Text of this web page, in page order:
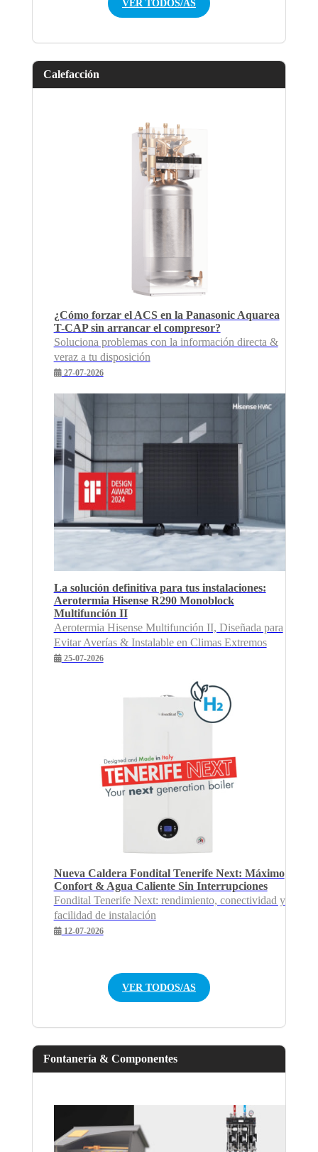
VER TODOS/AS
Calefacción
¿Cómo forzar el ACS en la Panasonic Aquarea
T-CAP sin arrancar el compresor?
Soluciona problemas con la información directa &
veraz a tu disposición
27-07-2026
La solución definitiva para tus instalaciones:
Aerotermia Hisense R290 Monoblock
Multifunción II
Aerotermia Hisense Multifunción II, Diseñada para
Evitar Averías & Instalable en Climas Extremos
25-07-2026
Nueva Caldera Fondital Tenerife Next: Máximo
Confort & Agua Caliente Sin Interrupciones
Fondital Tenerife Next: rendimiento, conectividad y
facilidad de instalación
12-07-2026
VER TODOS/AS
Fontanería & Componentes